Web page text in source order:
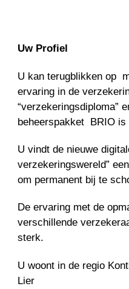
Uw Profiel
U kan terugblikken op
ervaring in de
“verzekeringsdiploma”
beheerspakket BRIO is
U vindt de nieuwe
verzekeringswereld”
om permanent bij te
De ervaring met de
verschillende
sterk.
U woont in de regio
Lier